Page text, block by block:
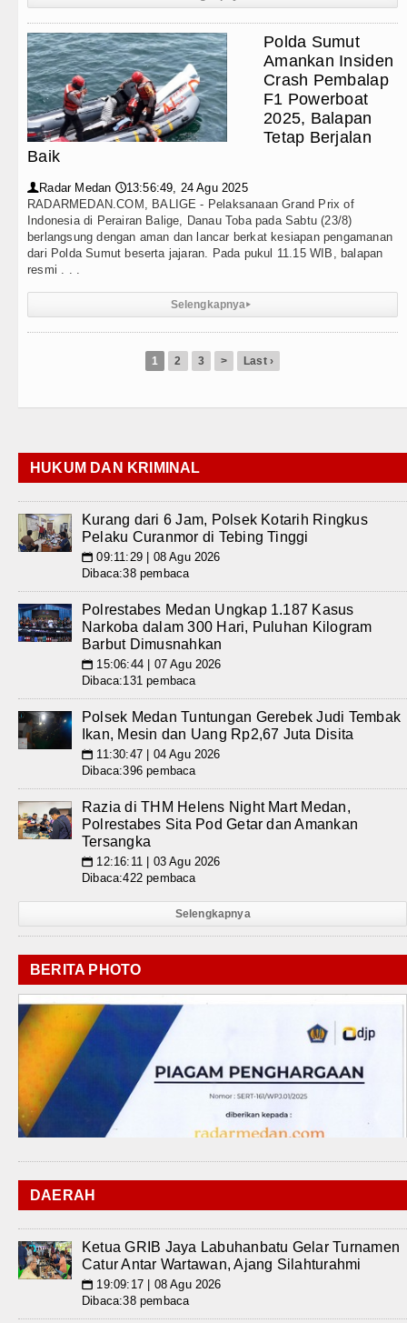
Polda Sumut
Amankan Insiden
Crash Pembalap
F1 Powerboat
2025, Balapan
Tetap Berjalan
Baik
👤 Radar Medan 🕔13:56:49, 24 Agu 2025
RADARMEDAN.COM, BALIGE - Pelaksanaan Grand Prix of
Indonesia di Perairan Balige, Danau Toba pada Sabtu (23/8)
berlangsung dengan aman dan lancar berkat kesiapan pengamanan
dari Polda Sumut beserta jajaran. Pada pukul 11.15 WIB, balapan
resmi . . .
Selengkapnya▸
1 2 3 > Last ›
HUKUM DAN KRIMINAL
Kurang dari 6 Jam, Polsek Kotarih Ringkus
Pelaku Curanmor di Tebing Tinggi
📅 09:11:29 | 08 Agu 2026
Dibaca:38 pembaca
Polrestabes Medan Ungkap 1.187 Kasus
Narkoba dalam 300 Hari, Puluhan Kilogram
Barbut Dimusnahkan
📅 15:06:44 | 07 Agu 2026
Dibaca:131 pembaca
Polsek Medan Tuntungan Gerebek Judi Tembak
Ikan, Mesin dan Uang Rp2,67 Juta Disita
📅 11:30:47 | 04 Agu 2026
Dibaca:396 pembaca
Razia di THM Helens Night Mart Medan,
Polrestabes Sita Pod Getar dan Amankan
Tersangka
📅 12:16:11 | 03 Agu 2026
Dibaca:422 pembaca
Selengkapnya
BERITA PHOTO
DAERAH
Ketua GRIB Jaya Labuhanbatu Gelar Turnamen
Catur Antar Wartawan, Ajang Silahturahmi
📅 19:09:17 | 08 Agu 2026
Dibaca:38 pembaca